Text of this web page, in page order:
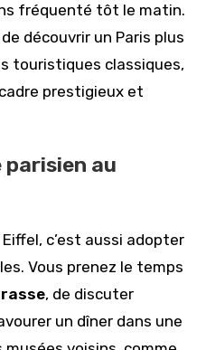
fréquenté tôt le matin.
découvrir un Paris plus
touristiques classiques,
prestigieux et
parisien au
c’est aussi adopter
Vous prenez le temps
, de discuter
un dîner dans une